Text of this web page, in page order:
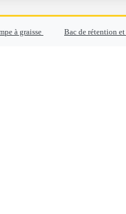
à graisse Bac de rétention